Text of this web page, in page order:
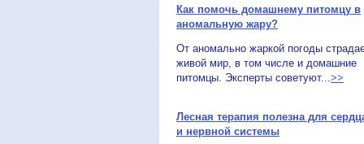
Как помочь домашнему питомцу в
аномальную жару?
От аномально жаркой погоды
живой мир, в том числе и домашние
питомцы. Эксперты советуют...>>
Лесная терапия полезна для
и нервной системы